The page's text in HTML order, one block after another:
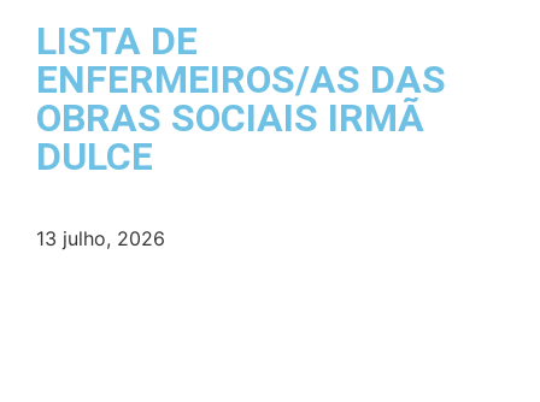
LISTA DE
ENFERMEIROS/AS DAS
OBRAS SOCIAIS IRMÃ
DULCE
13 julho, 2026